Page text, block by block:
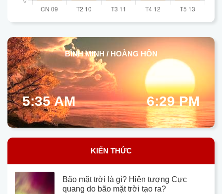
BÌNH MINH / HOÀNG HÔN
5:35 AM 6:29 PM
KIẾN THỨC
Bão mặt trời là gì? Hiện tượng Cực
quang do bão mặt trời tạo ra?